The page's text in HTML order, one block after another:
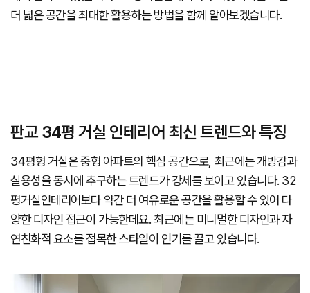
더 넓은 공간을 최대한 활용하는 방법을 함께 알아보겠습니다.
판교 34평 거실 인테리어 최신 트렌드와 특징
34평형 거실은 중형 아파트의 핵심 공간으로, 최근에는 개방감과
실용성을 동시에 추구하는 트렌드가 강세를 보이고 있습니다. 32
평거실인테리어보다 약간 더 여유로운 공간을 활용할 수 있어 다
양한 디자인 접근이 가능한데요. 최근에는 미니멀한 디자인과 자
연친화적 요소를 접목한 스타일이 인기를 끌고 있습니다.